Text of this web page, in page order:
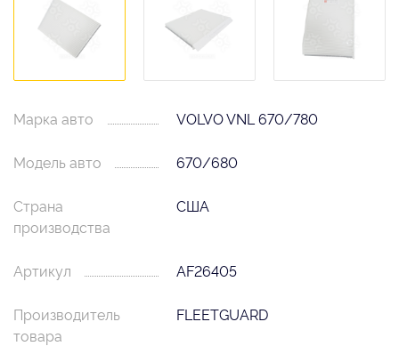
Марка авто VOLVO VNL 670/780
Модель авто 670/680
Страна
производства
США
Артикул AF26405
Производитель
товара
FLEETGUARD